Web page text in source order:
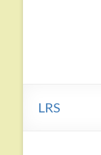
LRS